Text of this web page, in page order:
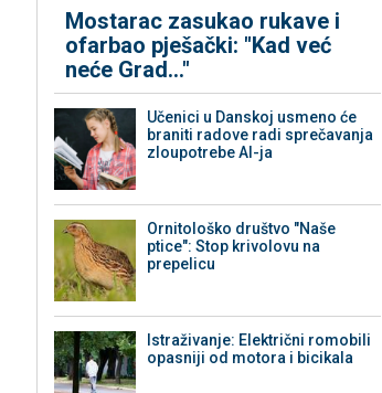
Mostarac zasukao rukave i
ofarbao pješački: "Kad već
neće Grad..."
Učenici u Danskoj usmeno će
braniti radove radi sprečavanja
zloupotrebe AI-ja
Ornitološko društvo "Naše
ptice": Stop krivolovu na
prepelicu
Istraživanje: Električni romobili
opasniji od motora i bicikala